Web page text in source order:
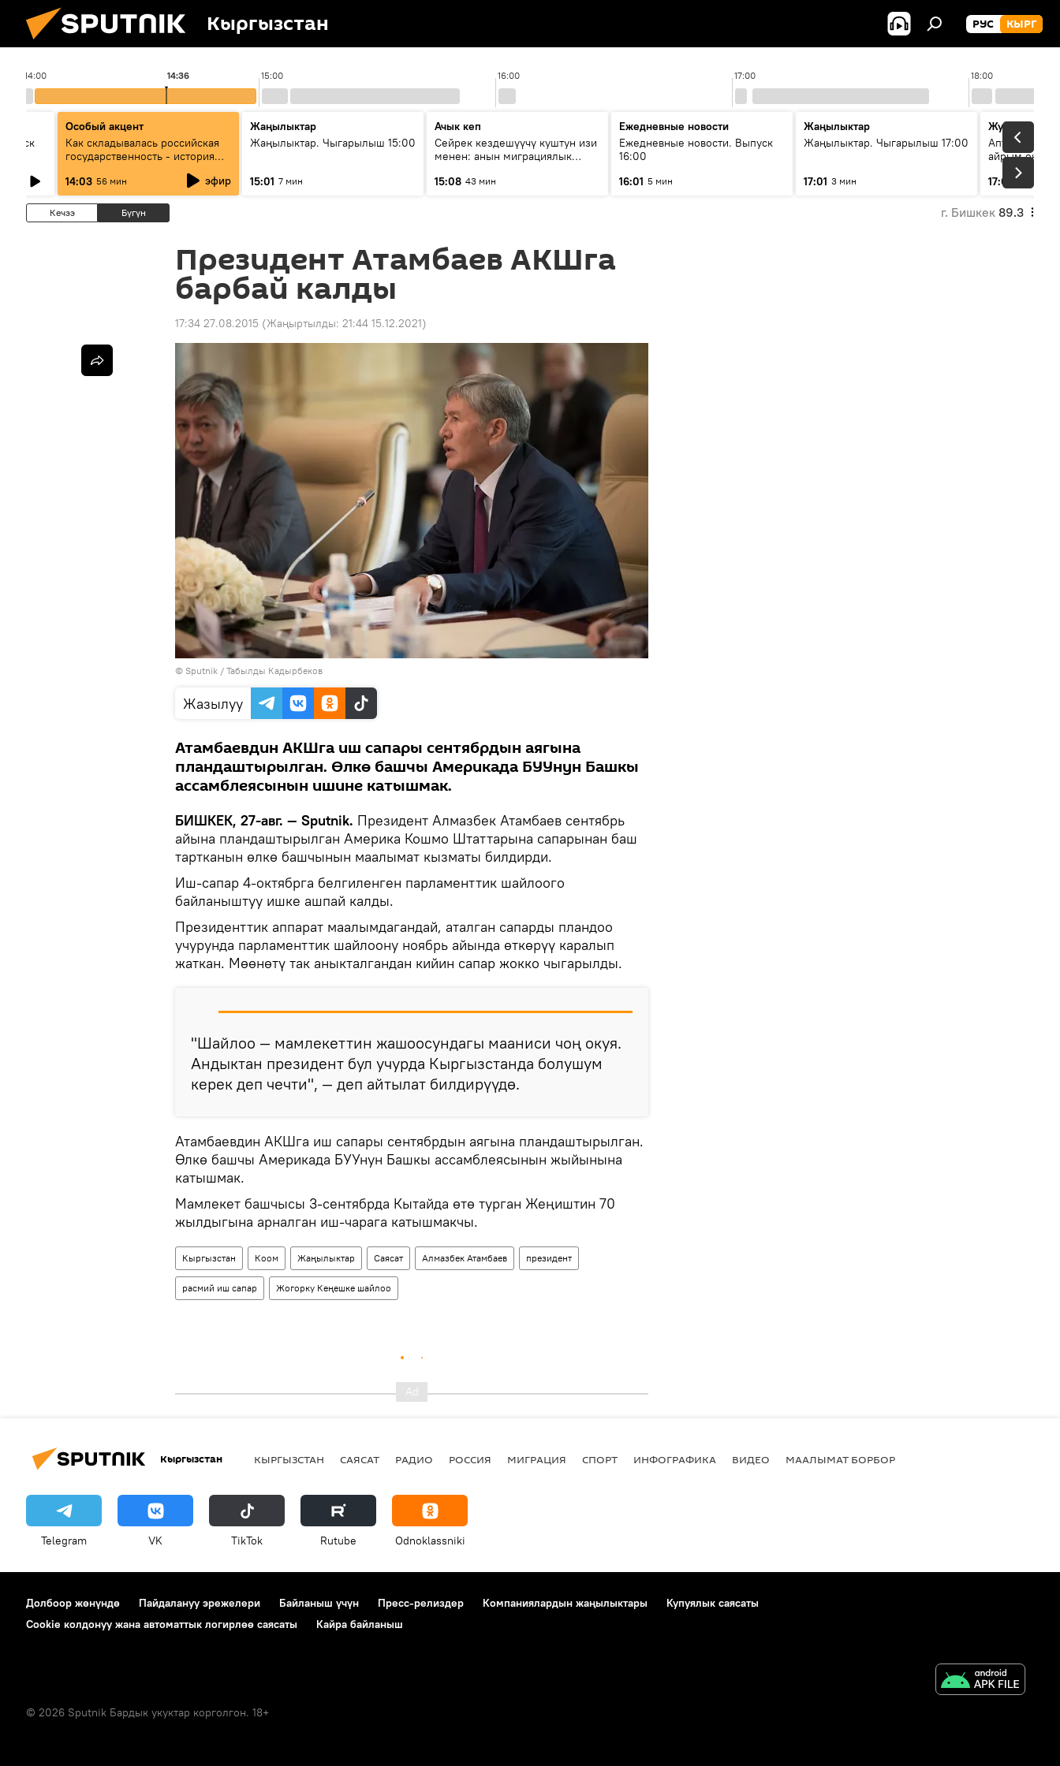
Кыргызстан РУС КЫРГ
14:00 15:00 16:00 17:00 18:00
14:36
Особый акцент
Как складывалась российская
государственность - история
России и геополитика Евразии
глазами аналитиков
14:03 56 мин эфир
Жаңылыктар
Жаңылыктар. Чыгарылыш 15:00
15:01 7 мин
Ачык кеп
Сейрек кездешүүчү куштун изи
менен: анын миграциялык
15:08 43 мин
Ежедневные новости
Ежедневные новости. Выпуск
16:00
16:01 5 мин
Жаңылыктар
Жаңылыктар. Чыгарылыш 17:00
17:01 3 мин
Жума
Апта ичинде
айрым
17:05
Кечээ Бүгүн г. Бишкек 89.3
Президент Атамбаев АКШга
барбай калды
17:34 27.08.2015 (Жаңыртылды: 21:44 15.12.2021)
© Sputnik / Табылды Кадырбеков
Жазылуу
Атамбаевдин АКШга иш сапары сентябрдын аягына
пландаштырылган. Өлкө башчы Америкада БУУнун Башкы
ассамблеясынын ишине катышмак.
БИШКЕК, 27-авг. — Sputnik. Президент Алмазбек Атамбаев сентябрь
айына пландаштырылган Америка Кошмо Штаттарына сапарынан баш
тартканын өлкө башчынын маалымат кызматы билдирди.
Иш-сапар 4-октябрга белгиленген парламенттик шайлоого
байланыштуу ишке ашпай калды.
Президенттик аппарат маалымдагандай, аталган сапарды пландоо
учурунда парламенттик шайлоону ноябрь айында өткөрүү каралып
жаткан. Мөөнөтү так аныкталгандан кийин сапар жокко чыгарылды.
"Шайлоо — мамлекеттин жашоосундагы мааниси чоң окуя.
Андыктан президент бул учурда Кыргызстанда болушум
керек деп чечти", — деп айтылат билдирүүдө.
Атамбаевдин АКШга иш сапары сентябрдын аягына пландаштырылган.
Өлкө башчы Америкада БУУнун Башкы ассамблеясынын жыйынына
катышмак.
Мамлекет башчысы 3-сентябрда Кытайда өтө турган Жеңиштин 70
жылдыгына арналган иш-чарага катышмакчы.
Кыргызстан Коом Жаңылыктар Саясат Алмазбек Атамбаев президент
расмий иш сапар Жогорку Кеңешке шайлоо
Кыргызстан КЫРГЫЗСТАН САЯСАТ РАДИО РОССИЯ МИГРАЦИЯ СПОРТ ИНФОГРАФИКА ВИДЕО МААЛЫМАТ БОРБОР
Telegram VK ТikТоk Rutube Odnoklassniki
Долбоор жөнүндө Пайдалануу эрежелери Байланыш үчүн Пресс-релиздер Компаниялардын жаңылыктары
Купуялык саясаты
Cookie колдонуу жана автоматтык логирлөө саясаты
Кайра байланыш
© 2026 Sputnik Бардык укуктар корголгон. 18+